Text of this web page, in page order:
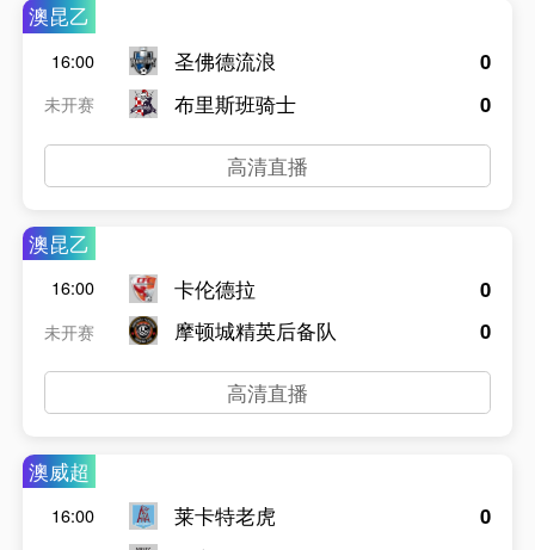
澳昆乙
16:00
未开赛
圣佛德流浪
布里斯班骑士
0
0
高清直播
澳昆乙
16:00
未开赛
卡伦德拉
摩顿城精英后备队
0
0
高清直播
澳威超
16:00
莱卡特老虎
0